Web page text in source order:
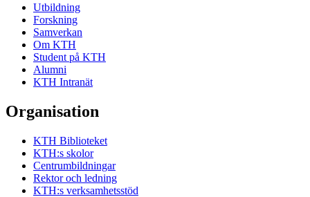
Utbildning
Forskning
Samverkan
Om KTH
Student på KTH
Alumni
KTH Intranät
Organisation
KTH Biblioteket
KTH:s skolor
Centrumbildningar
Rektor och ledning
KTH:s verksamhetsstöd